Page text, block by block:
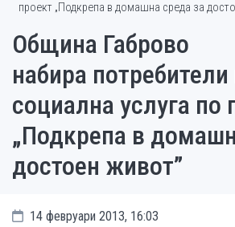
проект „Подкрепа в домашна среда за
Община Габрово
набира потребители
социална услуга по
„Подкрепа в
достоен живот”
14 февруари 2013, 16:03